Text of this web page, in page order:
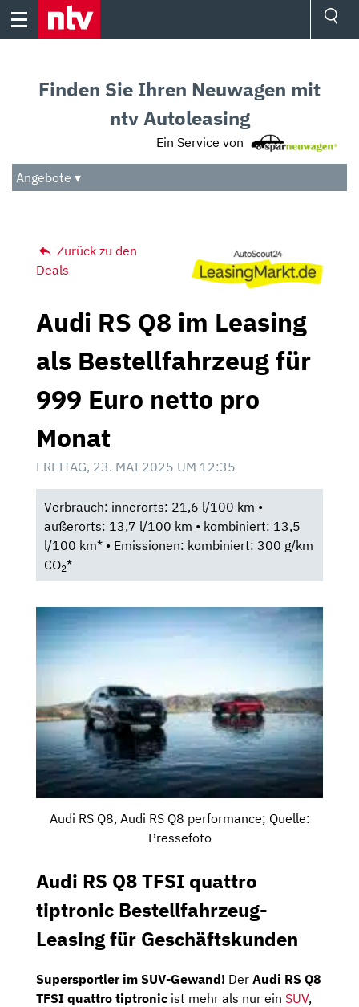
Skip
Audio
Das Beste
Finden Sie Ihren Neuwagen mit
ntv Autoleasing
Ein Service von
Angebote ▾
Zurück zu den
Deals
Audi RS Q8 im Leasing
als Bestellfahrzeug für
999 Euro netto pro
Monat
FREITAG, 23. MAI 2025 UM 12:35
Verbrauch: innerorts: 21,6 l/100 km •
außerorts: 13,7 l/100 km • kombiniert: 13,5
l/100 km* • Emissionen: kombiniert: 300 g/km
CO2*
Audi RS Q8, Audi RS Q8 performance; Quelle:
Pressefoto
Audi RS Q8 TFSI quattro
tiptronic Bestellfahrzeug-
Leasing für Geschäftskunden
Supersportler im SUV-Gewand! Der Audi RS Q8
TFSI quattro tiptronic ist mehr als nur ein SUV,